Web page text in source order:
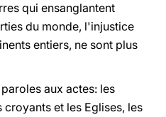
qui ensanglantent
du monde, l'injustice
entiers, ne sont plus
aux actes: les
et les Eglises, les